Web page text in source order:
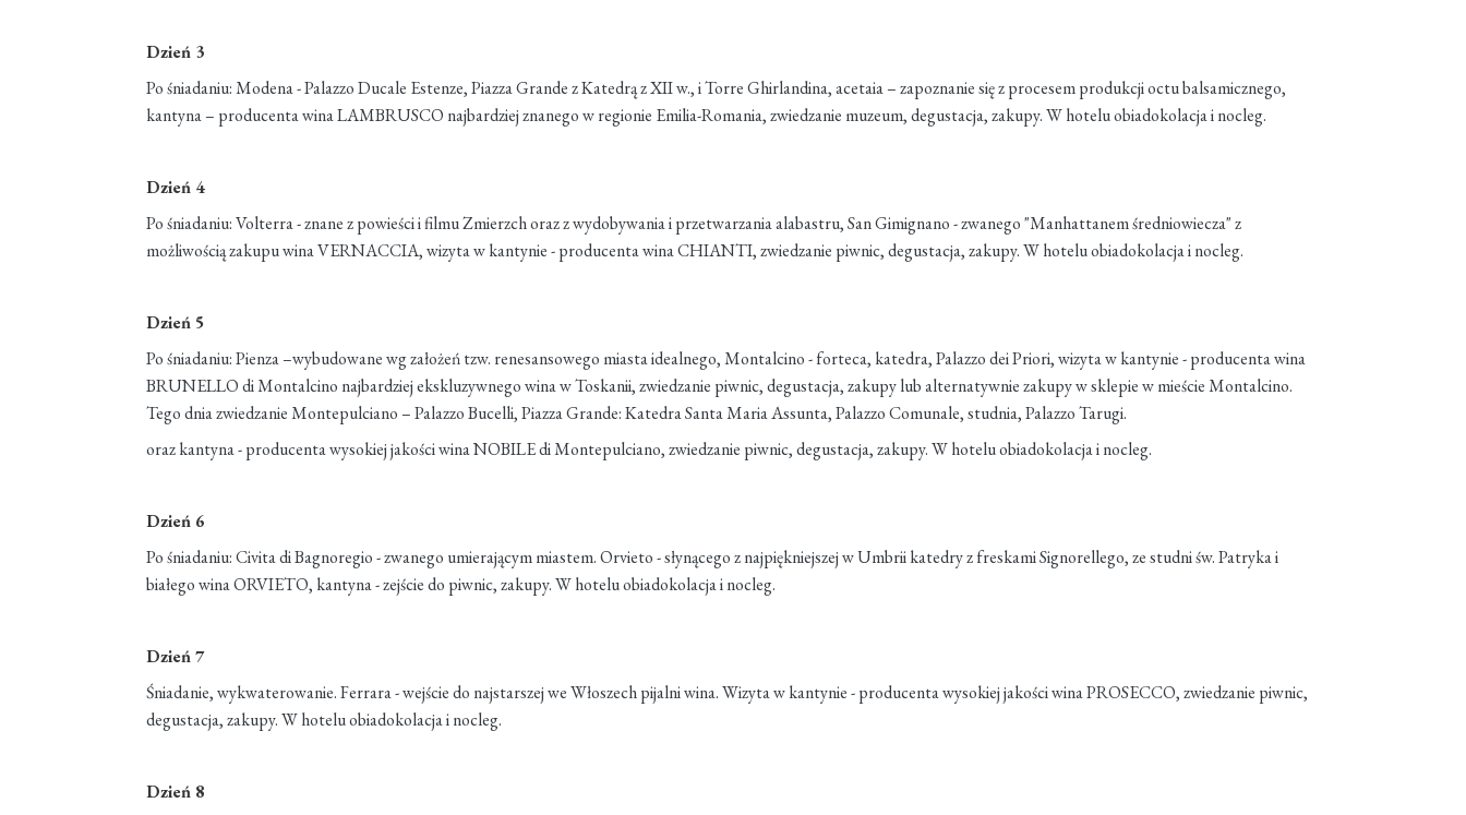
Dzień 3
Po śniadaniu: Modena - Palazzo Ducale Estenze, Piazza Grande z Katedrą z XII w., i Torre Ghirlandina, acetaia – zapoznanie się z procesem produkcji octu balsamicznego,
kantyna – producenta wina LAMBRUSCO najbardziej znanego w regionie Emilia-Romania, zwiedzanie muzeum, degustacja, zakupy. W hotelu obiadokolacja i nocleg.
Dzień 4
Po śniadaniu: Volterra - znane z powieści i filmu Zmierzch oraz z wydobywania i przetwarzania alabastru, San Gimignano - zwanego "Manhattanem średniowiecza" z
możliwością zakupu wina VERNACCIA, wizyta w kantynie - producenta wina CHIANTI, zwiedzanie piwnic, degustacja, zakupy. W hotelu obiadokolacja i nocleg.
Dzień 5
Po śniadaniu: Pienza –wybudowane wg założeń tzw. renesansowego miasta idealnego, Montalcino - forteca, katedra, Palazzo dei Priori, wizyta w kantynie - producenta wina
BRUNELLO di Montalcino najbardziej ekskluzywnego wina w Toskanii, zwiedzanie piwnic, degustacja, zakupy lub alternatywnie zakupy w sklepie w mieście Montalcino.
Tego dnia zwiedzanie Montepulciano – Palazzo Bucelli, Piazza Grande: Katedra Santa Maria Assunta, Palazzo Comunale, studnia, Palazzo Tarugi.
oraz kantyna - producenta wysokiej jakości wina NOBILE di Montepulciano, zwiedzanie piwnic, degustacja, zakupy. W hotelu obiadokolacja i nocleg.
Dzień 6
Po śniadaniu: Civita di Bagnoregio - zwanego umierającym miastem. Orvieto - słynącego z najpiękniejszej w Umbrii katedry z freskami Signorellego, ze studni św. Patryka i
białego wina ORVIETO, kantyna - zejście do piwnic, zakupy. W hotelu obiadokolacja i nocleg.
Dzień 7
Śniadanie, wykwaterowanie. Ferrara - wejście do najstarszej we Włoszech pijalni wina. Wizyta w kantynie - producenta wysokiej jakości wina PROSECCO, zwiedzanie piwnic,
degustacja, zakupy. W hotelu obiadokolacja i nocleg.
Dzień 8